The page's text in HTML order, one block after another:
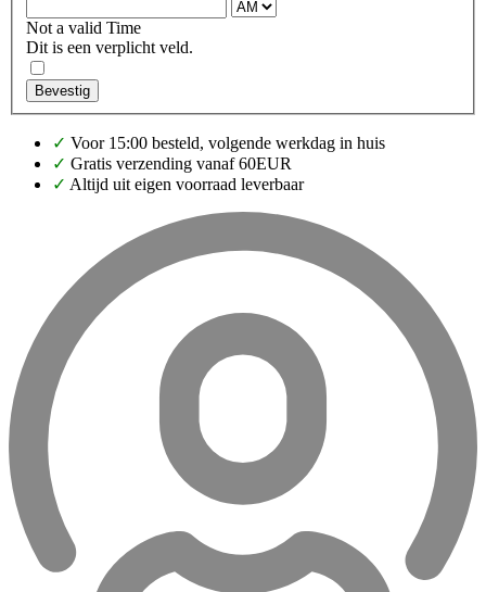
Not a valid Time
Dit is een verplicht veld.
Bevestig
✓ Voor 15:00 besteld, volgende werkdag in huis
✓ Gratis verzending vanaf 60EUR
✓ Altijd uit eigen voorraad leverbaar